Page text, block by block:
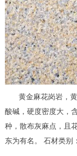
黄金麻花岗岩，黄
酸碱，硬度密度大，
种，散布灰麻点，且
东为有名。 石材类别